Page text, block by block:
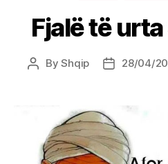
Fjalë të
PostByShqip
Post28/04/